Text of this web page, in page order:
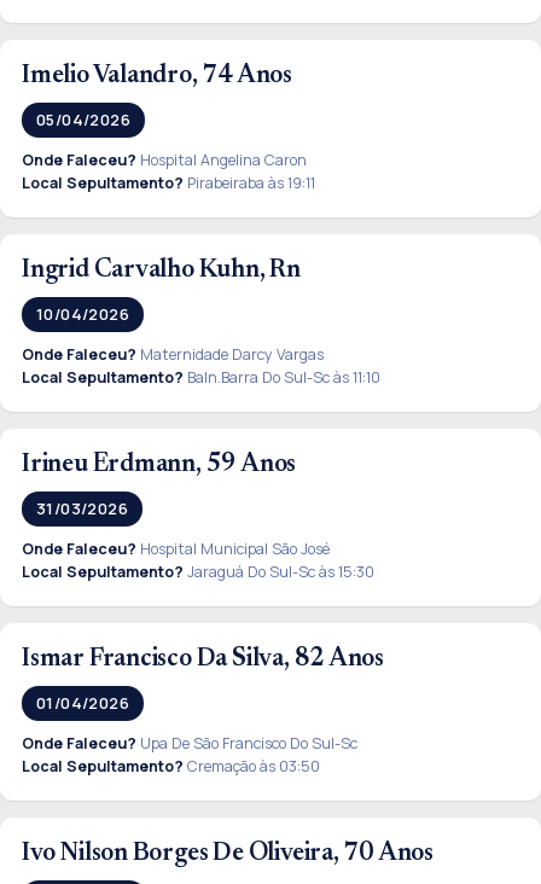
Imelio Valandro, 74 Anos
05/04/2026
Onde Faleceu? Hospital Angelina Caron
Local Sepultamento? Pirabeiraba às 19:11
Ingrid Carvalho Kuhn, Rn
10/04/2026
Onde Faleceu? Maternidade Darcy Vargas
Local Sepultamento? Baln.Barra Do Sul-Sc às 11:10
Irineu Erdmann, 59 Anos
31/03/2026
Onde Faleceu? Hospital Municipal São José
Local Sepultamento? Jaraguá Do Sul-Sc às 15:30
Ismar Francisco Da Silva, 82 Anos
01/04/2026
Onde Faleceu? Upa De São Francisco Do Sul-Sc
Local Sepultamento? Cremação às 03:50
Ivo Nilson Borges De Oliveira, 70 Anos